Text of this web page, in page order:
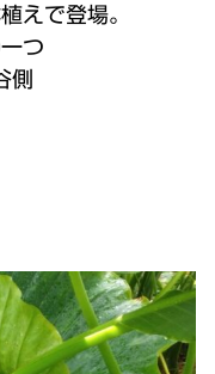
えで登場。
つ
側